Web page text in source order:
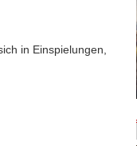
in Einspielungen,